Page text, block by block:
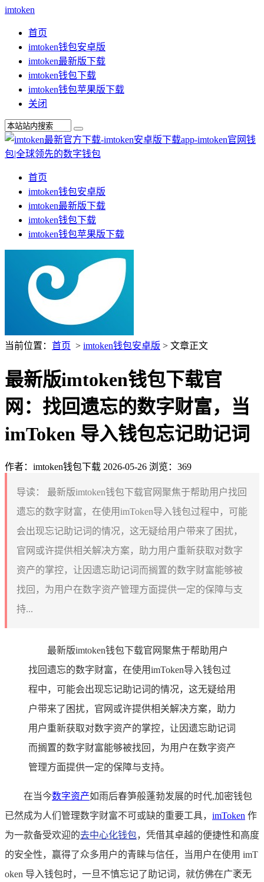
imtoken
首页
imtoken钱包安卓版
imtoken最新版下载
imtoken钱包下载
imtoken钱包苹果版下载
关闭
首页
imtoken钱包安卓版
imtoken最新版下载
imtoken钱包下载
imtoken钱包苹果版下载
当前位置： 首页 > imtoken钱包安卓版 > 文章正文
最新版imtoken钱包下载官
网：找回遗忘的数字财富，当
imToken 导入钱包忘记助记词
作者：imtoken钱包下载 2026-05-26 浏览：369
导读：
最新版imtoken钱包下载官网聚焦于帮助用户找回
遗忘的数字财富，在使用imToken导入钱包过程中，可能
会出现忘记助记词的情况，这无疑给用户带来了困扰，
官网或许提供相关解决方案，助力用户重新获取对数字
资产的掌控，让因遗忘助记词而搁置的数字财富能够被
找回，为用户在数字资产管理方面提供一定的保障与支
持...
最新版imtoken钱包下载官网聚焦于帮助用户
找回遗忘的数字财富，在使用imToken导入钱包过
程中，可能会出现忘记助记词的情况，这无疑给用
户带来了困扰，官网或许提供相关解决方案，助力
用户重新获取对数字资产的掌控，让因遗忘助记词
而搁置的数字财富能够被找回，为用户在数字资产
管理方面提供一定的保障与支持。
在当今数字资产如雨后春笋般蓬勃发展的时代,加密钱包
已然成为人们管理数字财富不可或缺的重要工具， imToken 作
为一款备受欢迎的去中心化钱包，凭借其卓越的便捷性和高度
的安全性，赢得了众多用户的青睐与信任，当用户在使用 imT
oken 导入钱包时，一旦不慎忘记了助记词，就仿佛在广袤无